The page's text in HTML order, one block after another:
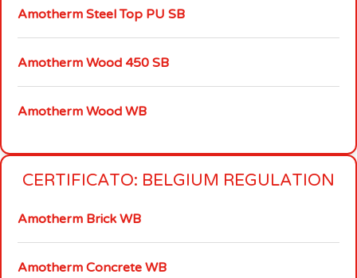
Amotherm Steel Top PU SB
Amotherm Wood 450 SB
Amotherm Wood WB
CERTIFICATO: BELGIUM REGULATION
Amotherm Brick WB
Amotherm Concrete WB